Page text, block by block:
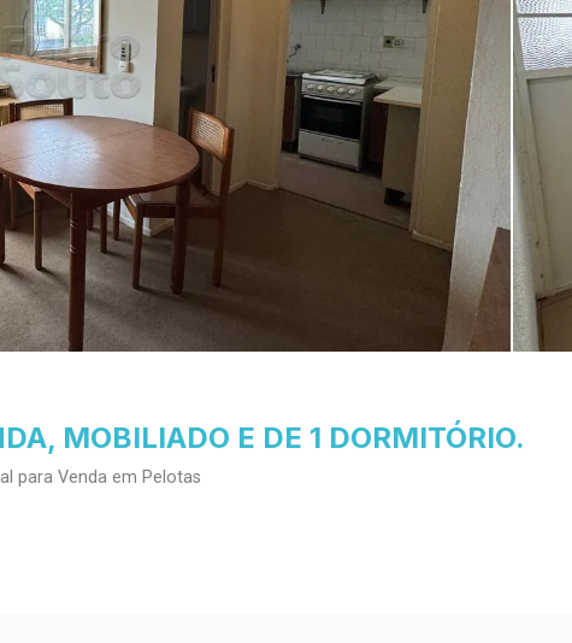
MOBILIADO E DE 1 DORMITÓRIO.
para Venda em Pelotas